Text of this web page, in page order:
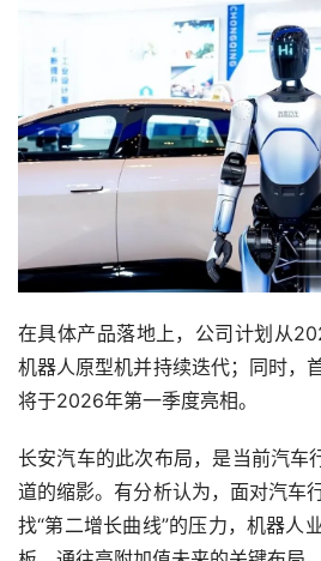
在具体产品落地上，公司计划从
机器人原型机并持续迭代；同时，
将于2026年第一季度亮相。
长安汽车的此次布局，是当前汽车
道的缩影。有分析认为，面对汽车
找“第二增长曲线”的压力，机器人